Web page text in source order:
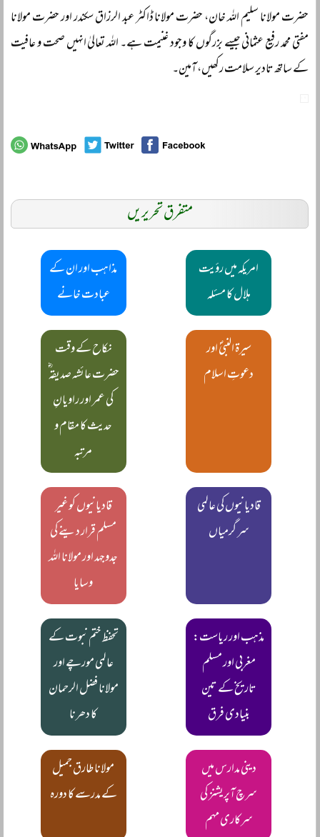
حضرت مولانا سلیم اللہ خان، حضرت مولانا ڈاکٹر عبد الرزاق سکندر اور حضرت مولانا
مفتی محمد رفیع عثمانی جیسے بزرگوں کا وجود غنیمت ہے۔ اللہ تعالیٰ انہیں صحت و عافیت
کے ساتھ تادیر سلامت رکھیں، آمین۔
متفرق تحریریں
امریکہ میں رؤیت
ہلال کا مسئلہ
مذاہب اور ان کے
عبادت خانے
سیرۃ النبیؐ اور
دعوتِ اسلام
نکاح کے وقت
حضرت عائشہ صدیقہ ؓ
کی عمر اور راویانِ
حدیث کا مقام و
مرتبہ
قادیانیوں کی عالمی
سر گرمیاں
قادیانیوں کو غیر
مسلم قرار دینے کی
جدوجہد اور مولانا اللہ
وسایا
مذہب اور ریاست:
مغربی اور مسلم
تاریخ کے تین
بنیادی فرق
تحفظ ختم نبوت کے
عالمی مورچے اور
مولانا فضل الرحمان
کا دھرنا
دینی مدارس میں
سرچ آپریشنز کی
سرکاری مہم
مولانا طارق جمیل
کے مدرسے کا دورہ